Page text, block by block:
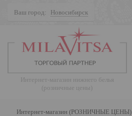
Ваш город: Новосибирск
Интернет-магазин нижнего белья
(розничные цены)
Интернет-магазин (РОЗНИЧНЫЕ ЦЕНЫ)